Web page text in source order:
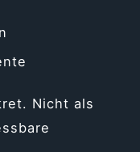
Nicht als